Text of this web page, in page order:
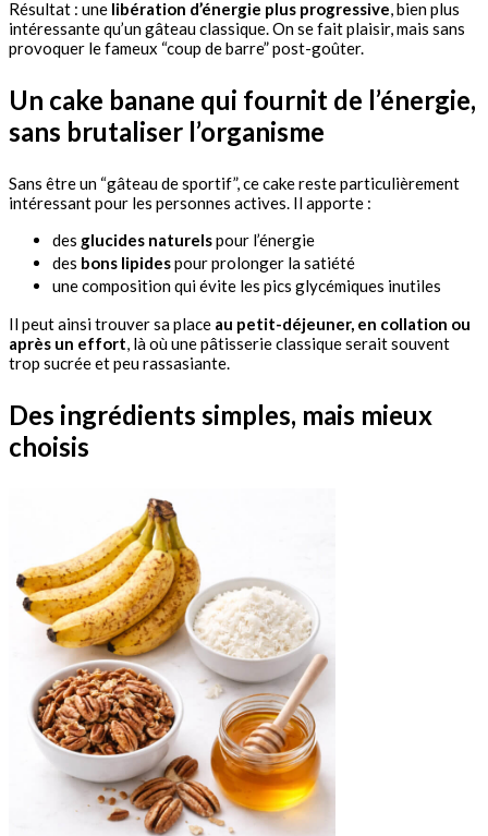
Résultat : une libération d’énergie plus progressive, bien plus
intéressante qu’un gâteau classique. On se fait plaisir, mais sans
provoquer le fameux “coup de barre” post-goûter.
Un cake banane qui fournit de l’énergie,
sans brutaliser l’organisme
Sans être un “gâteau de sportif”, ce cake reste particulièrement
intéressant pour les personnes actives. Il apporte :
des glucides naturelspour l’énergie
des bons lipidespour prolonger la satiété
une composition qui évite les pics glycémiques inutiles
Il peut ainsi trouver sa place au petit-déjeuner, en collation ou
après un effort, là où une pâtisserie classique serait souvent
trop sucrée et peu rassasiante.
Des ingrédients simples, mais mieux
choisis